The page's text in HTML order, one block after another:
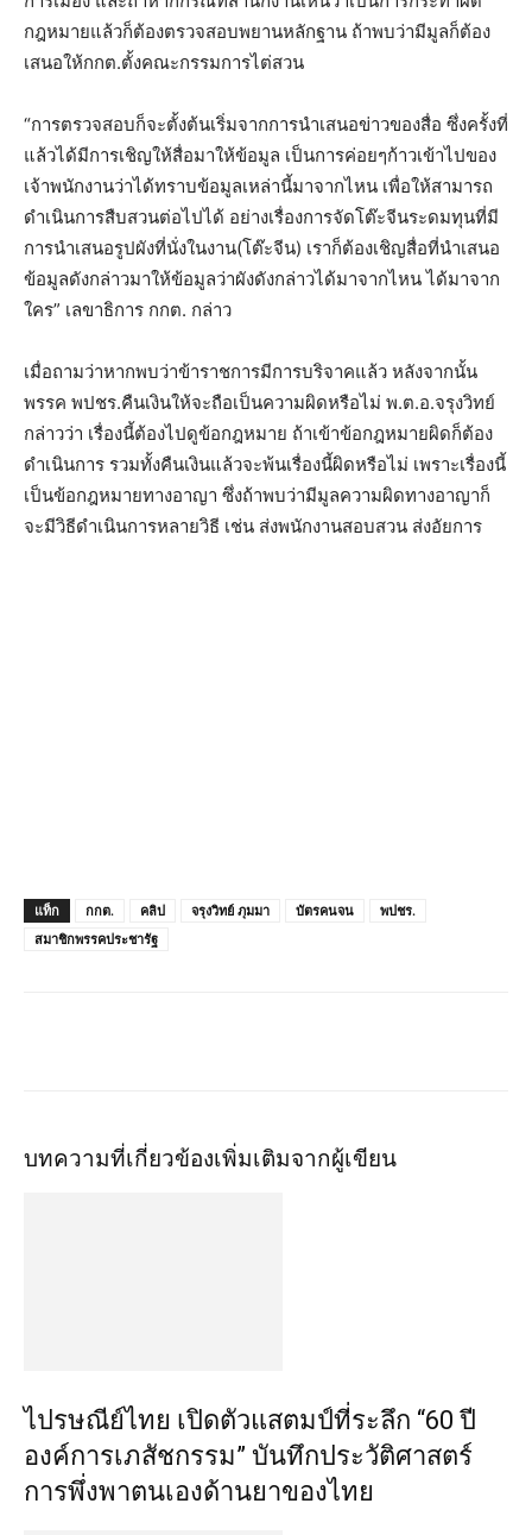
กฎหมายแล้วก็ต้องตรวจสอบพยานหลักฐาน ถ้าพบว่ามีมูลก็ต้อง
เสนอให้กกต.ตั้งคณะกรรมการไต่สวน
“การตรวจสอบก็จะตั้งต้นเริ่มจากการนำเสนอข่าวของสื่อ ซึ่งครั้งที่
แล้วได้มีการเชิญให้สื่อมาให้ข้อมูล เป็นการค่อยๆก้าวเข้าไปของ
เจ้าพนักงานว่าได้ทราบข้อมูลเหล่านี้มาจากไหน เพื่อให้สามารถ
ดำเนินการสืบสวนต่อไปได้ อย่างเรื่องการจัดโต๊ะจีนระดมทุนที่มี
การนำเสนอรูปผังที่นั่งในงาน(โต๊ะจีน) เราก็ต้องเชิญสื่อที่นำเสนอ
ข้อมูลดังกล่าวมาให้ข้อมูลว่าผังดังกล่าวได้มาจากไหน ได้มาจาก
ใคร” เลขาธิการ กกต. กล่าว
เมื่อถามว่าหากพบว่าข้าราชการมีการบริจาคแล้ว หลังจากนั้น
พรรค พปชร.คืนเงินให้จะถือเป็นความผิดหรือไม่ พ.ต.อ.จรุงวิทย์
กล่าวว่า เรื่องนี้ต้องไปดูข้อกฎหมาย ถ้าเข้าข้อกฎหมายผิดก็ต้อง
ดำเนินการ รวมทั้งคืนเงินแล้วจะพ้นเรื่องนี้ผิดหรือไม่ เพราะเรื่องนี้
เป็นข้อกฎหมายทางอาญา ซึ่งถ้าพบว่ามีมูลความผิดทางอาญาก็
จะมีวิธีดำเนินการหลายวิธี เช่น ส่งพนักงานสอบสวน ส่งอัยการ
แท็ก กกต. คลิป จรุงวิทย์ ภุมมา บัตรคนจน
พปชร.
สมาชิกพรรคประชารัฐ
บทความที่เกี่ยวข้องเพิ่มเติมจากผู้เขียน
ไปรษณีย์ไทย เปิดตัวแสตมป์ที่ระลึก “60 ปี
องค์การเภสัชกรรม” บันทึกประวัติศาสตร์
การพึ่งพาตนเองด้านยาของไทย